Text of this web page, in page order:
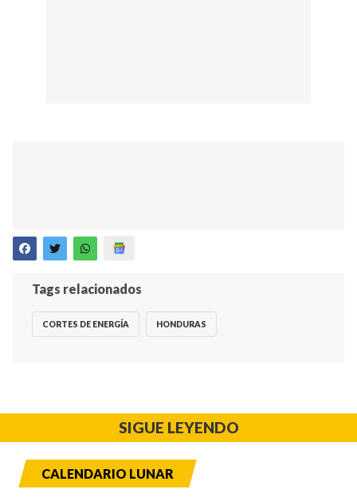
Tags relacionados
CORTES DE ENERGÍA HONDURAS
SIGUE LEYENDO
CALENDARIO LUNAR